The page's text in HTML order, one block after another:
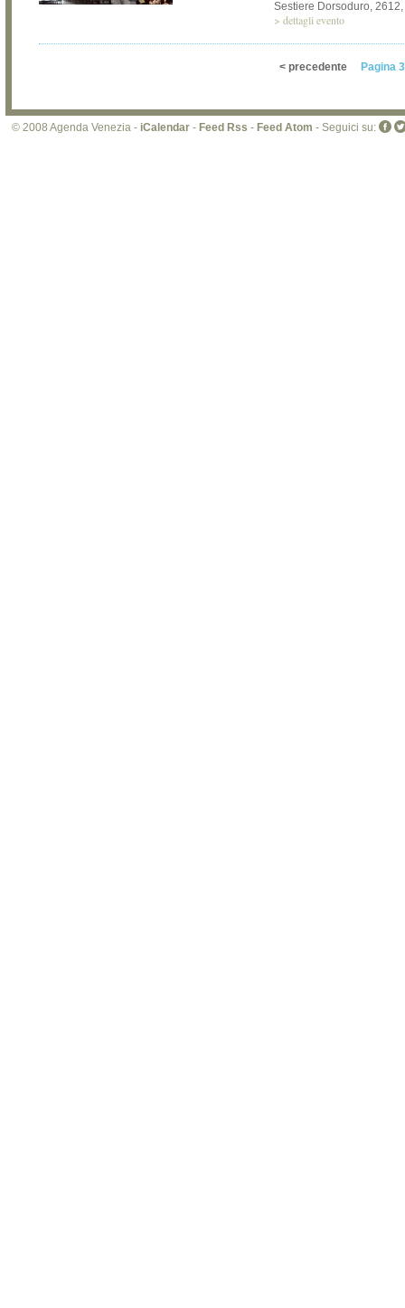
Sestiere Dorsoduro,
> dettagli evento
< precedente Pagina
© 2008 Agenda Venezia - iCalendar - Feed Rss - Feed Atom - Seguici su: